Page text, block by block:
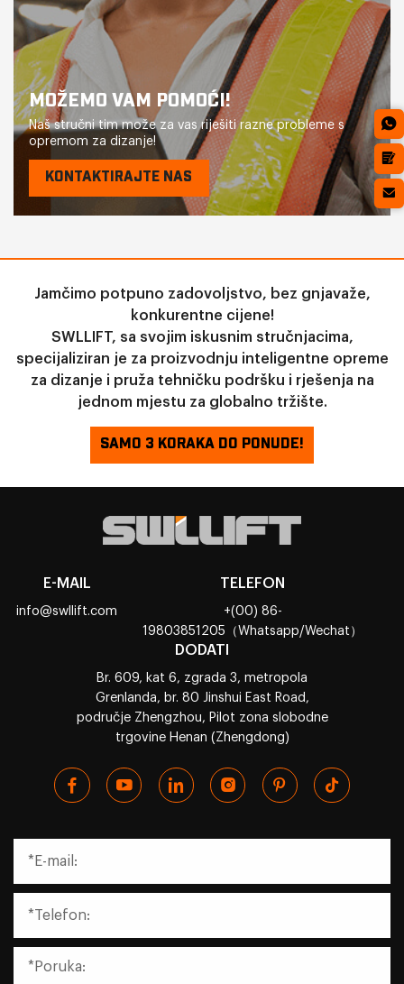
MOŽEMO VAM POMOĆI!
Naš stručni tim može za vas riješiti razne probleme s
opremom za dizanje!
KONTAKTIRAJTE NAS
Jamčimo potpuno zadovoljstvo, bez gnjavaže,
konkurentne cijene!
SWLLIFT, sa svojim iskusnim stručnjacima,
specijaliziran je za proizvodnju inteligentne opreme
za dizanje i pruža tehničku podršku i rješenja na
jednom mjestu za globalno tržište.
SAMO 3 KORAKA DO PONUDE!
E-MAIL
info@swllift.com
TELEFON
+(00) 86-
19803851205（Whatsapp/Wechat）
DODATI
Br. 609, kat 6, zgrada 3, metropola
Grenlanda, br. 80 Jinshui East Road,
područje Zhengzhou, Pilot zona slobodne
trgovine Henan (Zhengdong)